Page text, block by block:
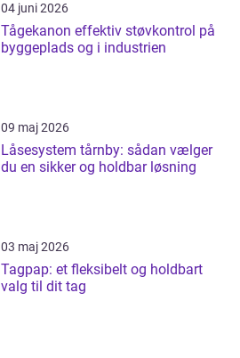
04 juni 2026
Tågekanon effektiv støvkontrol på
byggeplads og i industrien
09 maj 2026
Låsesystem tårnby: sådan vælger
du en sikker og holdbar løsning
03 maj 2026
Tagpap: et fleksibelt og holdbart
valg til dit tag